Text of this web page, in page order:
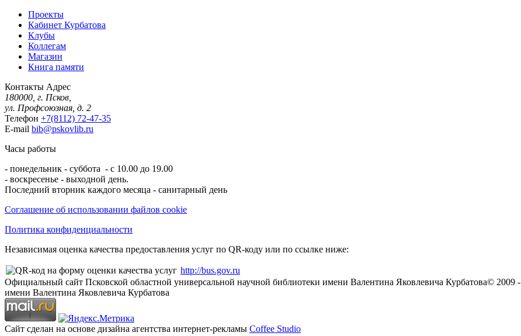
Проекты
Кабинет Курбатова
Клубы
Коллегам
Магазин
Книга памяти
Контакты Адрес
180000, г. Псков,
ул. Профсоюзная, д. 2
Телефон +7(8112) 72-47-35
E-mail bib@pskovlib.ru
Часы работы
- понедельник - суббота - с 10.00 до 19.00
- воскресенье - выходной день.
Последний вторник каждого месяца - санитарный день
Соглашение об использовании файлов cookie
Политика конфиденциальности
Независимая оценка качества предоставления услуг по QR-коду или по ссылке ниже:
http://bus.gov.ru
Официальный сайт Псковской областной универсальной научной библиотеки имени Валентина Яковлевича Курбатова© 2009 -
имени Валентина Яковлевича Курбатова
Сайт сделан на основе дизайна агентства интернет-рекламы Coffee Studio